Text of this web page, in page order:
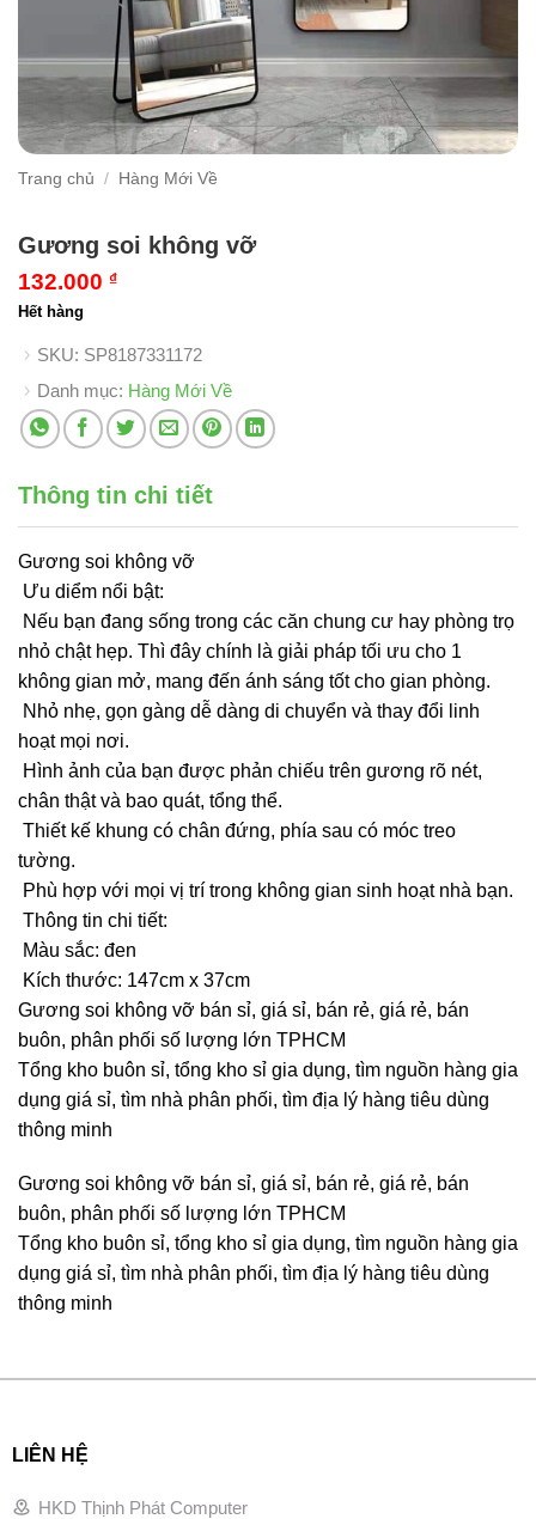
Trang chủ / Hàng Mới Về
Gương soi không vỡ
132.000 ₫
Hết hàng
SKU: SP8187331172
Danh mục: Hàng Mới Về
Thông tin chi tiết
Gương soi không vỡ
Ưu diểm nổi bật:
Nếu bạn đang sống trong các căn chung cư hay phòng trọ
nhỏ chật hẹp. Thì đây chính là giải pháp tối ưu cho 1
không gian mở, mang đến ánh sáng tốt cho gian phòng.
Nhỏ nhẹ, gọn gàng dễ dàng di chuyển và thay đổi linh
hoạt mọi nơi.
Hình ảnh của bạn được phản chiếu trên gương rõ nét,
chân thật và bao quát, tổng thể.
Thiết kế khung có chân đứng, phía sau có móc treo
tường.
Phù hợp với mọi vị trí trong không gian sinh hoạt nhà bạn.
Thông tin chi tiết:
Màu sắc: đen
Kích thước: 147cm x 37cm
Gương soi không vỡ bán sỉ, giá sỉ, bán rẻ, giá rẻ, bán
buôn, phân phối số lượng lớn TPHCM
Tổng kho buôn sỉ, tổng kho sỉ gia dụng, tìm nguồn hàng gia
dụng giá sỉ, tìm nhà phân phối, tìm địa lý hàng tiêu dùng
thông minh
Gương soi không vỡ bán sỉ, giá sỉ, bán rẻ, giá rẻ, bán
buôn, phân phối số lượng lớn TPHCM
Tổng kho buôn sỉ, tổng kho sỉ gia dụng, tìm nguồn hàng gia
dụng giá sỉ, tìm nhà phân phối, tìm địa lý hàng tiêu dùng
thông minh
LIÊN HỆ
HKD Thịnh Phát Computer